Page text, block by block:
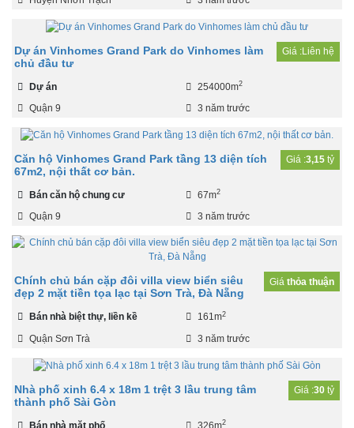
Dự án Vinhomes Grand Park do Vinhomes làm
chủ đầu tư
Giá :Liên hệ
Dự án 254000m2
Quận 9 3 năm trước
Căn hộ Vinhomes Grand Park tầng 13 diện tích
67m2, nội thất cơ bản.
Giá :3,15 tỷ
Bán căn hộ chung cư 67m2
Quận 9 3 năm trước
Chính chủ bán cặp đôi villa view biển siêu
đẹp 2 mặt tiền tọa lạc tại Sơn Trà, Đà Nẵng
Giá thỏa thuận
Bán nhà biệt thự, liền kề 161m2
Quận Sơn Trà 3 năm trước
Nhà phố xinh 6.4 x 18m 1 trệt 3 lầu trung tâm
thành phố Sài Gòn
Giá :30 tỷ
Bán nhà mặt phố 326m2